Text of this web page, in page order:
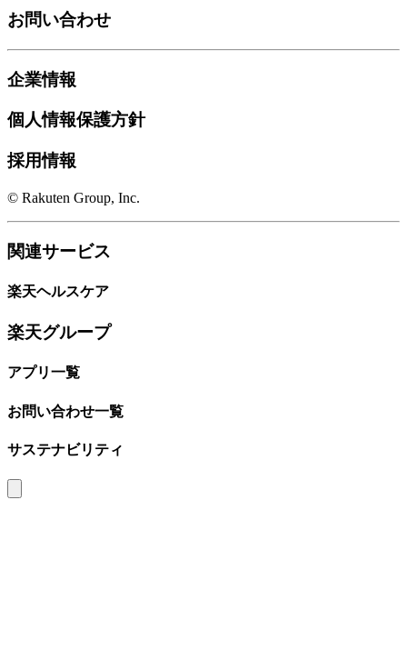
お問い合わせ
企業情報
個人情報保護方針
採用情報
© Rakuten Group, Inc.
関連サービス
楽天ヘルスケア
楽天グループ
アプリ一覧
お問い合わせ一覧
サステナビリティ